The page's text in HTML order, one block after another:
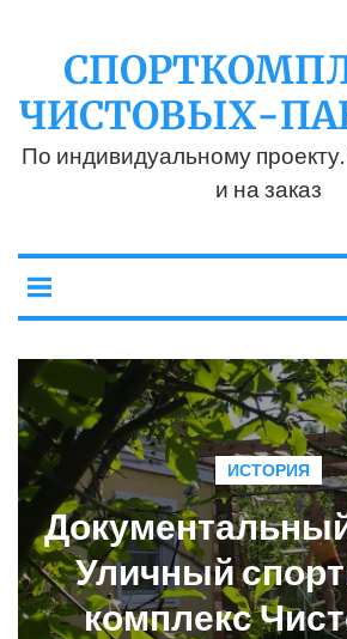
ЧИСТОВЫХ-
По индивидуальному
и на заказ
ИСТОРИЯ
Уличный
комплекс